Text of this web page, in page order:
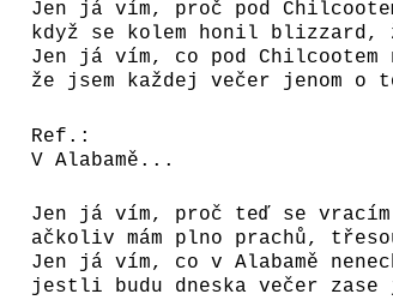
Jen já vím, proč pod
když se kolem honil
Jen já vím, co pod Chilcootem
že jsem každej večer jenom o
Ref.:
V Alabamě...
Jen já vím, proč teď se
ačkoliv mám plno prachů,
Jen já vím, co v Alabamě
jestli budu dneska večer